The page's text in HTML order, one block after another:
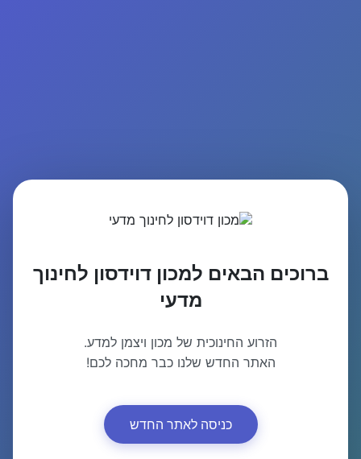
ברוכים הבאים למכון דוידסון לחינוך
מדעי
הזרוע החינוכית של מכון ויצמן למדע.
האתר החדש שלנו כבר מחכה לכם!
כניסה לאתר החדש